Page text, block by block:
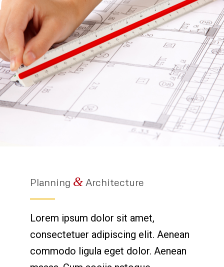
Planning & Architecture
Lorem ipsum dolor sit amet,
consectetuer adipiscing elit. Aenean
commodo ligula eget dolor. Aenean